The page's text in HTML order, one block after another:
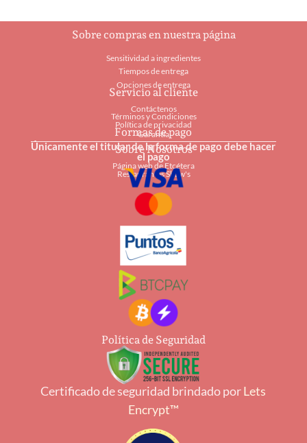
Sobre compras en nuestra página
Sensitividad a ingredientes
Tiempos de entrega
Opciones de entrega
Servicio al cliente
Contáctenos
Términos y Condiciones
Política de privacidad
Garantía
Sobre Nosotros
Página web de Etcétera
Restaurantes Shaw's
Formas de pago
Únicamente el titular de la forma de pago debe hacer
el pago
Política de Seguridad
Certificado de seguridad brindado porLets
Encrypt™